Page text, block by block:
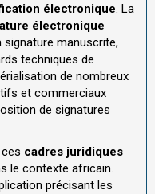
électronique. La
électronique
manuscrite,
techniques de
de nombreux
et commerciaux
de signatures
cadres juridiques
le contexte africain.
précisant les